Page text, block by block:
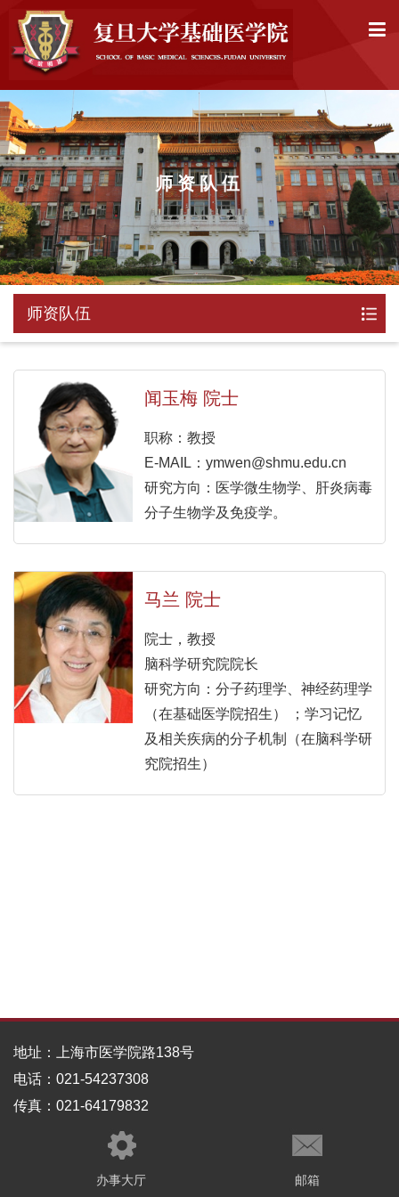
师资队伍
师资队伍
闻玉梅 院士
职称：教授
E-MAIL：ymwen@shmu.edu.cn
研究方向：医学微生物学、肝炎病毒
分子生物学及免疫学。
马兰 院士
院士，教授
脑科学研究院院长
研究方向：分子药理学、神经药理学
（在基础医学院招生） ；学习记忆
及相关疾病的分子机制（在脑科学研
究院招生）
地址：上海市医学院路138号
电话：021-54237308
传真：021-64179832
办事大厅 邮箱